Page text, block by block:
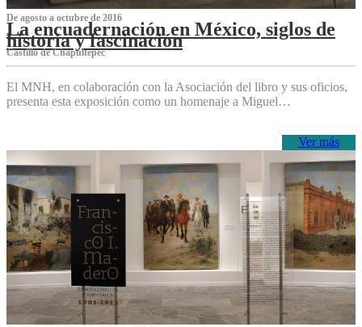
De agosto a octubre de 2016
La encuadernación en México, siglos de
historia y fascinación
Castillo de Chapultepec
El MNH, en colaboración con la Asociación del libro y sus oficios,
presenta esta exposición como un homenaje a Miguel…
Ver más